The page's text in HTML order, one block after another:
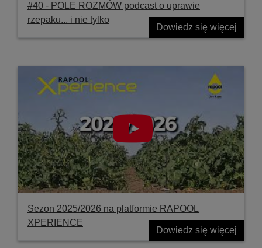
#40 ‐ POLE ROZMÓW podcast o uprawie
rzepaku... i nie tylko
Dowiedz się więcej
Sezon 2025/2026 na platformie RAPOOL
XPERIENCE
Dowiedz się więcej